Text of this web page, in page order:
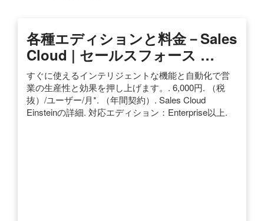
各種エディションと料金－Sales
Cloud | セールスフォース …
すぐに使えるインテリジェントな機能と自動化で営
業の生産性と効果を押し上げます。. 6,000円. （税
抜）/ユーザー/月*. （年間契約）. Sales Cloud
Einsteinの詳細. 対応エディション：Enterprise以上.